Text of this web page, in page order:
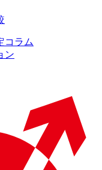
コラム
ン